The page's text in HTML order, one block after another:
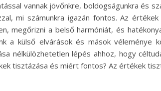
vannak jövőnkre, boldogságunkra és
mi számunkra igazán fontos. Az
megőrizni a belső harmóniát, és
a külső elvárások és mások véleménye
nélkülözhetetlen lépés ahhoz, hogy
tisztázása és miért fontos? Az értékek